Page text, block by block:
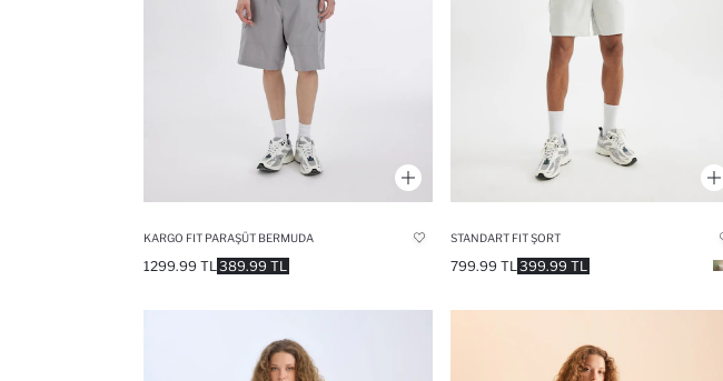
KARGO FIT PARAŞÜT BERMUDA
389.99 TL
1299.99 TL
STANDART FIT ŞORT
399.99 TL
799.99 TL